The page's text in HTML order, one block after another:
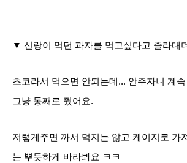
▼ 신랑이 먹던 과자를 먹고싶다고 졸라대
초코라서 먹으면 안되는데... 안주자니 계
그냥 통째로 줬어요.
저렇게주면 까서 먹지는 않고 케이지로 가
는 뿌듯하게 바라봐요 ㅋㅋ